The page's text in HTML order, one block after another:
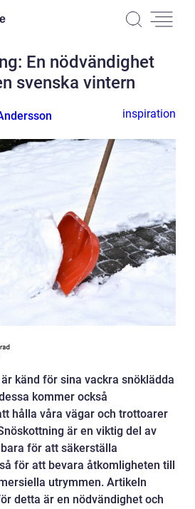
En nödvändighet
svenska vintern
inspiration
känd för sina vackra snöklädda
kommer också
hålla våra vägar och trottoarer
är en viktig del av
för att säkerställa
för att bevara åtkomligheten till
utrymmen. Artikeln
detta är en nödvändighet och